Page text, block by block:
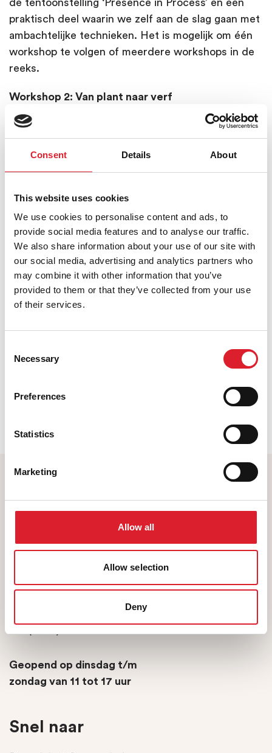
Consent Details About
This website uses cookies
We use cookies to personalise content and ads, to
provide social media features and to analyse our traffic.
We also share information about your use of our site with
our social media, advertising and analytics partners who
may combine it with other information that you’ve
provided to them or that they’ve collected from your use
of their services.
Selection
Necessary
Preferences
Statistics
Marketing
Allow all
Allow selection
Deny
de tentoonstelling ‘Presence in Process’ en een
praktisch deel waarin we zelf aan de slag gaan met
ambachtelijke technieken. Het is mogelijk om één
workshop te volgen of meerdere workshops in de
reeks.
Workshop 2: Van plant naar verf
11 maart | 14.00 - 16.00 uur
We ontdekken in deze workshop welke planten
bruikbaar zijn om wol te verven. Tijdens de
inleiding in de tentoonstelling bekijken we het werk
te komen. Na een kijkje in de kloostertuin van het
museum, gaan we in het Cuyperslab zelf aan de
slag met het verven van wol.
Binnenkort verschijnen er nog meer workshopdata
op de website!
Pierre Cuypersstraat 1
Geopend op dinsdag t/m
zondag van 11 tot 17 uur
Snel naar